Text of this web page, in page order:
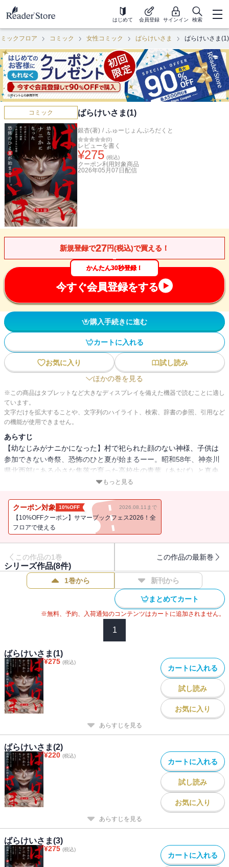
はじめて 会員登録 サインイン 検索
ックフロア コミック 女性コミック ばらけいさま ばらけいさま(1)
コミック ばらけいさま(1)
銀杏(著) / ふゅーじょんぷろだくと
(0)
レビューを書く
¥275 (税込)
クーポン利用対象商品
2026年05月07日 配信
新規登録で27円(税込)で買える！
かんたん30秒登録！
今すぐ会員登録をする
購入手続きに進む
カートに入れる
お気に入り
試し読み
ほかの巻を見る
※この商品はタブレットなど大きなディスプレイを備えた機器で読むことに適し
ています。
文字だけを拡大することや、文字列のハイライト、検索、辞書の参照、引用など
の機能が使用できません。
あらすじ
【幼なじみがナニかになった】村で祀られた顔のない神様、子供は
参加できない奇祭、恐怖のひと夏が始まるーー。昭和58年、神奈川
県北西部にある小さな集落で育った高校生の青葉（あおば）と真央
（まお）。気弱でかわいい男の子の真央は、姉御肌の青葉に守られ
う顔のない神様を奉る祭りが行われる。祭りの日は、子供たちは家
から一歩も出ることを許されない。しかし、青葉と真央はその禁を
破ってしまうーーー。
もっと見る
クーポン対象 10%OFF 2026.08.11まで
【10%OFFクーポン】サマーブックフェス2026！全
フロアで使える
この作品の1巻 この作品の最新巻
シリーズ作品(8件)
1巻から 新刊から
まとめてカート
※無料、予約、入荷通知のコンテンツはカートに追加されません。
1
ばらけいさま(1)
¥275 (税込)
カートに入れる
試し読み
お気に入り
あらすじを見る
ばらけいさま(2)
¥220 (税込)
カートに入れる
試し読み
お気に入り
あらすじを見る
ばらけいさま(3)
¥275 (税込)
カートに入れる